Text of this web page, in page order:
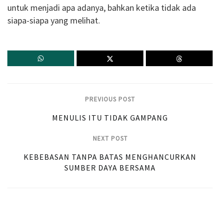
untuk menjadi apa adanya, bahkan ketika tidak ada
siapa-siapa yang melihat.
PREVIOUS POST
MENULIS ITU TIDAK GAMPANG
NEXT POST
KEBEBASAN TANPA BATAS MENGHANCURKAN
SUMBER DAYA BERSAMA